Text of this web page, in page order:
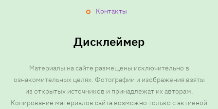
Контакты
Дисклеймер
Материалы на сайте размещены исключительно в
ознакомительных целях. Фотографии и изображения взяты
из открытых источников и принадлежат их авторам.
Копирование материалов сайта возможно только с активной